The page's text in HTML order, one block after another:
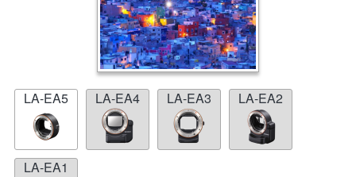
LA-EA5 LA-EA4 LA-EA3 LA-EA2
LA-EA1